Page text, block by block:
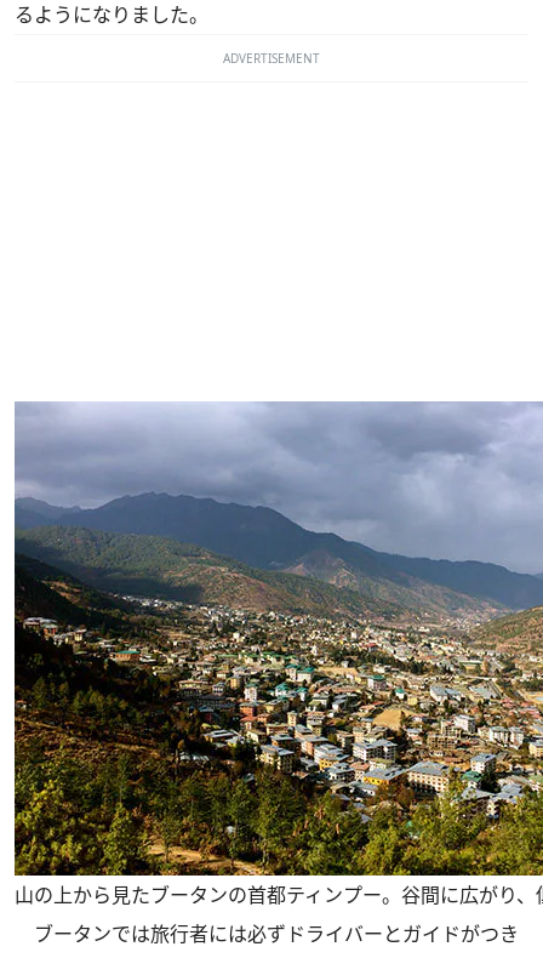
るようになりました。
ADVERTISEMENT
山の上から見たブータンの首都ティンプー。谷間に広がり
ブータンでは旅行者には必ずドライバーとガイドがつき